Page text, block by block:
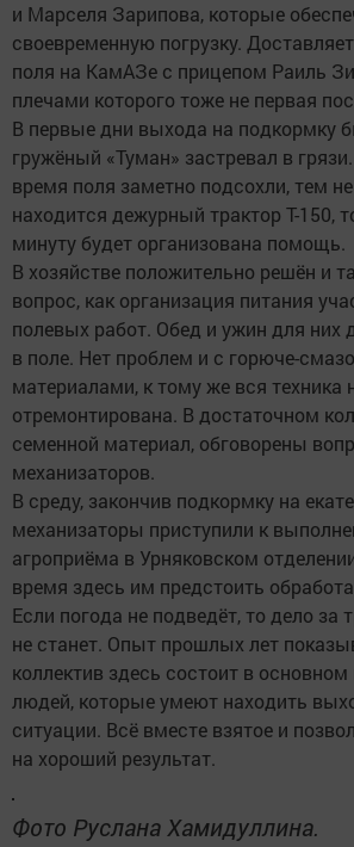
и Марселя Зарипова, которые
своевременную погрузку.
поля на КамАЗе с прицепом Раиль
плечами которого тоже не первая
В первые дни выхода на подкормку
гружёный «Туман» застревал в
время поля заметно подсохли, тем
находится дежурный трактор Т-150,
минуту будет организована помощь.
В хозяйстве положительно решён и
вопрос, как организация питания
полевых работ. Обед и ужин для них
в поле. Нет проблем и с горюче-
материалами, к тому же вся техника
отремонтирована. В достаточном
семенной материал, обговорены
механизаторов.
В среду, закончив подкормку на
механизаторы приступили к
агроприёма в Урняковском
время здесь им предстоить
Если погода не подведёт, то дело за
не станет. Опыт прошлых лет
коллектив здесь состоит в
людей, которые умеют находить
ситуации. Всё вместе взятое и
на хороший результат.
Фото Руслана Хамидуллина.